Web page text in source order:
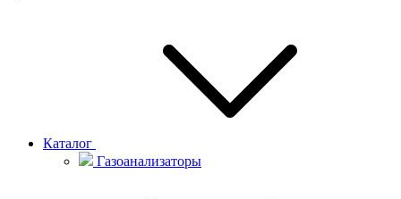
Каталог
Газоанализаторы